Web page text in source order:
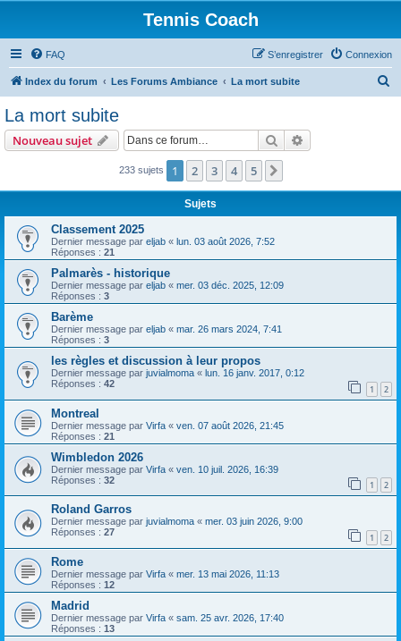
Tennis Coach
FAQ Connexion
S’enregistrer
Index du forum Les Forums Ambiance La mort subite
La mort subite
Nouveau sujet Rechercher
233 sujets 1 2 3 4 5
Sujets
Classement 2025
Dernier message par eljab « lun. 03 août 2026, 7:52
Réponses : 21
Palmarès - historique
Dernier message par eljab « mer. 03 déc. 2025, 12:09
Réponses : 3
Barème
Dernier message par eljab « mar. 26 mars 2024, 7:41
Réponses : 3
les règles et discussion à leur propos
Dernier message par juvialmoma « lun. 16 janv. 2017, 0:12
Réponses : 42 1 2
Montreal
Dernier message par Virfa « ven. 07 août 2026, 21:45
Réponses : 21
Wimbledon 2026
Dernier message par Virfa « ven. 10 juil. 2026, 16:39
Réponses : 32 1 2
Roland Garros
Dernier message par juvialmoma « mer. 03 juin 2026, 9:00
Réponses : 27 1 2
Rome
Dernier message par Virfa « mer. 13 mai 2026, 11:13
Réponses : 12
Madrid
Dernier message par Virfa « sam. 25 avr. 2026, 17:40
Réponses : 13